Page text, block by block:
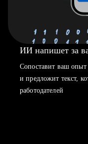
ИИ напишет за
Сопоставит ваш опыт
и предложит текст,
работодателей